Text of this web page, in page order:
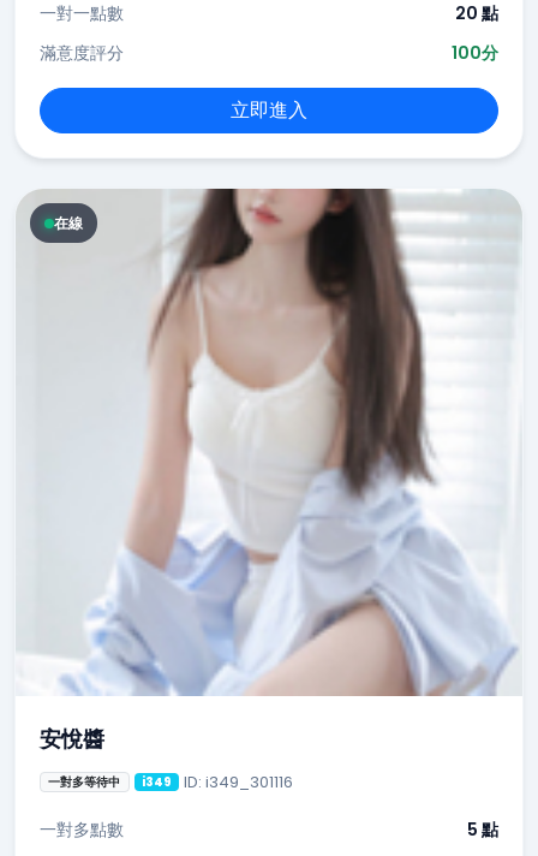
一對一點數
20 點
滿意度評分
100分
立即進入
在線
安悅醬
一對多等待中 i349 ID: i349_301116
一對多點數
5 點